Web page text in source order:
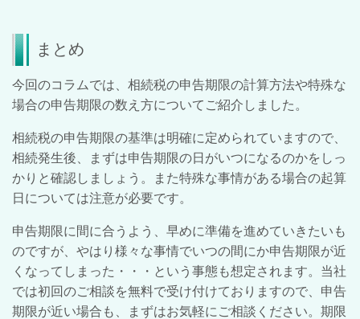
まとめ
今回のコラムでは、相続税の申告期限の計算方法や特殊な
場合の申告期限の数え方についてご紹介しました。
相続税の申告期限の基準は明確に定められていますので、
相続発生後、まずは申告期限の日がいつになるのかをしっ
かりと確認しましょう。また特殊な事情がある場合の起算
日については注意が必要です。
申告期限に間に合うよう、早めに準備を進めていきたいも
のですが、やはり様々な事情でいつの間にか申告期限が近
くなってしまった・・・という事態も想定されます。当社
では初回のご相談を無料で受け付けておりますので、申告
期限が近い場合も、まずはお気軽にご相談ください。期限